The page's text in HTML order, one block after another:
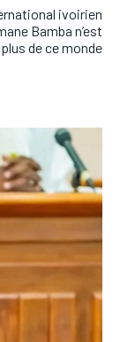
ivoirien
Bamba n’est
plus de ce monde